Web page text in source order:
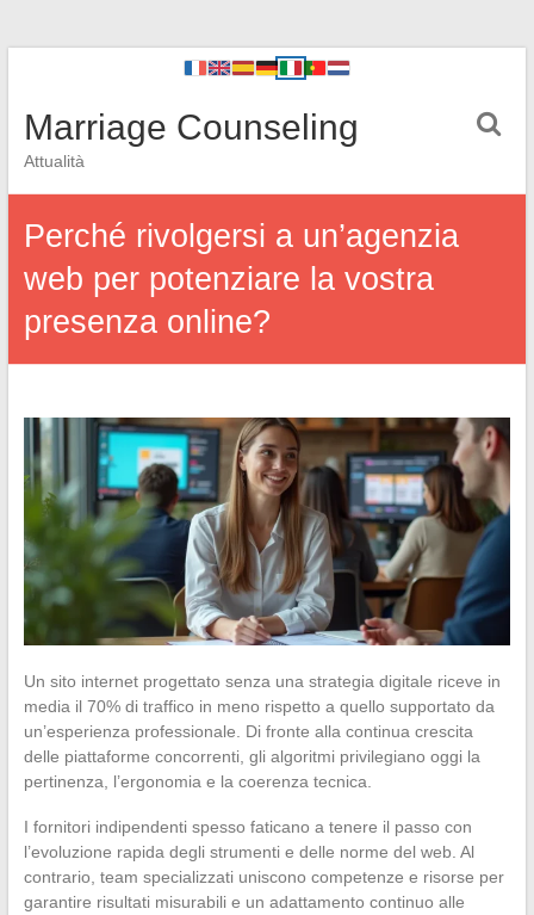
Marriage Counseling
Attualità
Perché rivolgersi a un’agenzia
web per potenziare la vostra
presenza online?
Un sito internet progettato senza una strategia digitale riceve in
media il 70% di traffico in meno rispetto a quello supportato da
un’esperienza professionale. Di fronte alla continua crescita
delle piattaforme concorrenti, gli algoritmi privilegiano oggi la
pertinenza, l’ergonomia e la coerenza tecnica.
I fornitori indipendenti spesso faticano a tenere il passo con
l’evoluzione rapida degli strumenti e delle norme del web. Al
contrario, team specializzati uniscono competenze e risorse per
garantire risultati misurabili e un adattamento continuo alle